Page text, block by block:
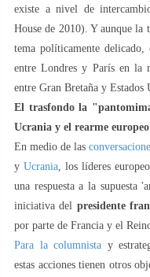
existe a nivel de
House de 2010). Y aunque la
tema políticamente delicado,
entre Londres y París en la
entre Gran Bretaña y Estados
El trasfondo la
Ucrania y el rearme europeo
En medio de las
yUcrania , los líderes
una respuesta a la supuesta
iniciativa del presidente
por parte de Francia y el
Para la columnista y
estas acciones tienen otros